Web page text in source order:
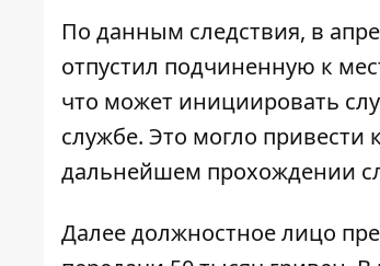
По данным следствия, в
отпустил подчиненную к
что может инициировать
службе. Это могло
дальнейшем прохождении
Далее должностное лицо